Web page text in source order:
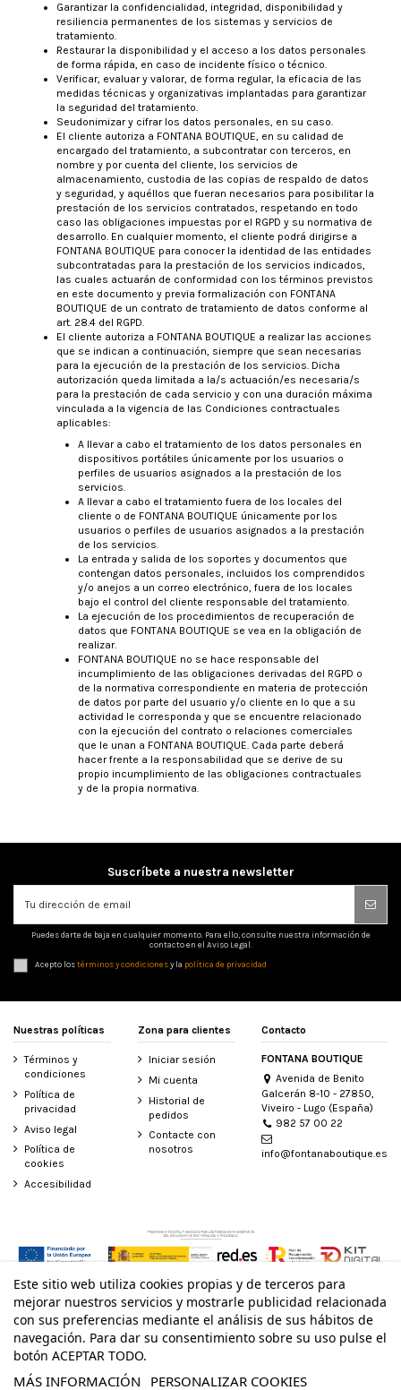
Garantizar la confidencialidad, integridad, disponibilidad y
resiliencia permanentes de los sistemas y servicios de
tratamiento.
Restaurar la disponibilidad y el acceso a los datos personales
de forma rápida, en caso de incidente físico o técnico.
Verificar, evaluar y valorar, de forma regular, la eficacia de las
medidas técnicas y organizativas implantadas para garantizar
la seguridad del tratamiento.
Seudonimizar y cifrar los datos personales, en su caso.
El cliente autoriza a FONTANA BOUTIQUE, en su calidad de
encargado del tratamiento, a subcontratar con terceros, en
nombre y por cuenta del cliente, los servicios de
almacenamiento, custodia de las copias de respaldo de datos
y seguridad, y aquéllos que fueran necesarios para posibilitar la
prestación de los servicios contratados, respetando en todo
caso las obligaciones impuestas por el RGPD y su normativa de
desarrollo. En cualquier momento, el cliente podrá dirigirse a
FONTANA BOUTIQUE para conocer la identidad de las entidades
subcontratadas para la prestación de los servicios indicados,
las cuales actuarán de conformidad con los términos previstos
en este documento y previa formalización con FONTANA
BOUTIQUE de un contrato de tratamiento de datos conforme al
art. 28.4 del RGPD.
El cliente autoriza a FONTANA BOUTIQUE a realizar las acciones
que se indican a continuación, siempre que sean necesarias
para la ejecución de la prestación de los servicios. Dicha
autorización queda limitada a la/s actuación/es necesaria/s
para la prestación de cada servicio y con una duración máxima
vinculada a la vigencia de las Condiciones contractuales
aplicables:
A llevar a cabo el tratamiento de los datos personales en
dispositivos portátiles únicamente por los usuarios o
perfiles de usuarios asignados a la prestación de los
servicios.
A llevar a cabo el tratamiento fuera de los locales del
cliente o de FONTANA BOUTIQUE únicamente por los
usuarios o perfiles de usuarios asignados a la prestación
de los servicios.
La entrada y salida de los soportes y documentos que
contengan datos personales, incluidos los comprendidos
y/o anejos a un correo electrónico, fuera de los locales
bajo el control del cliente responsable del tratamiento.
La ejecución de los procedimientos de recuperación de
datos que FONTANA BOUTIQUE se vea en la obligación de
realizar.
FONTANA BOUTIQUE no se hace responsable del
incumplimiento de las obligaciones derivadas del RGPD o
de la normativa correspondiente en materia de protección
de datos por parte del usuario y/o cliente en lo que a su
actividad le corresponda y que se encuentre relacionado
con la ejecución del contrato o relaciones comerciales
que le unan a FONTANA BOUTIQUE. Cada parte deberá
hacer frente a la responsabilidad que se derive de su
propio incumplimiento de las obligaciones contractuales
y de la propia normativa.
Suscríbete a nuestra newsletter
Puedes darte de baja en cualquier momento. Para ello, consulte nuestra información de
contacto en el Aviso Legal.
Acepto lostérminos y condicionesy la política de privacidad
Nuestras políticas
Términos y
condiciones
Política de
privacidad
Aviso legal
Política de
cookies
Accesibilidad
Zona para clientes
Iniciar sesión
Mi cuenta
Historial de
pedidos
Contacte con
nosotros
Contacto
FONTANA BOUTIQUE
Avenida de Benito
Galcerán 8-10 - 27850,
Viveiro - Lugo (España)
982 57 00 22
info@fontanaboutique.es
Este sitio web utiliza cookies propias y de terceros para
mejorar nuestros servicios y mostrarle publicidad relacionada
con sus preferencias mediante el análisis de sus hábitos de
navegación. Para dar su consentimiento sobre su uso pulse el
botón ACEPTAR TODO.
MÁS INFORMACIÓN PERSONALIZAR COOKIES
© Todos los derechos reservados - Powered bybytefactory